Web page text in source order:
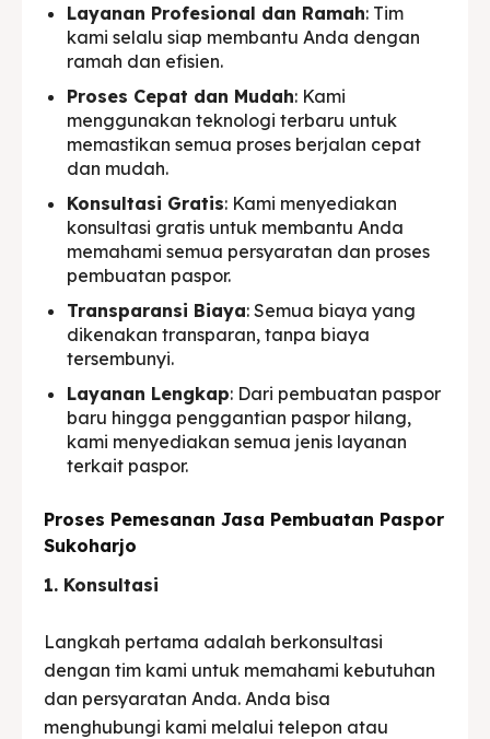
Layanan Profesional dan Ramah: Tim
kami selalu siap membantu Anda dengan
ramah dan efisien.
Proses Cepat dan Mudah: Kami
menggunakan teknologi terbaru untuk
memastikan semua proses berjalan cepat
dan mudah.
Konsultasi Gratis: Kami menyediakan
konsultasi gratis untuk membantu Anda
memahami semua persyaratan dan proses
pembuatan paspor.
Transparansi Biaya: Semua biaya yang
dikenakan transparan, tanpa biaya
tersembunyi.
Layanan Lengkap: Dari pembuatan paspor
baru hingga penggantian paspor hilang,
kami menyediakan semua jenis layanan
terkait paspor.
Proses Pemesanan Jasa Pembuatan Paspor
Sukoharjo
1. Konsultasi
Langkah pertama adalah berkonsultasi
dengan tim kami untuk memahami kebutuhan
dan persyaratan Anda. Anda bisa
menghubungi kami melalui telepon atau